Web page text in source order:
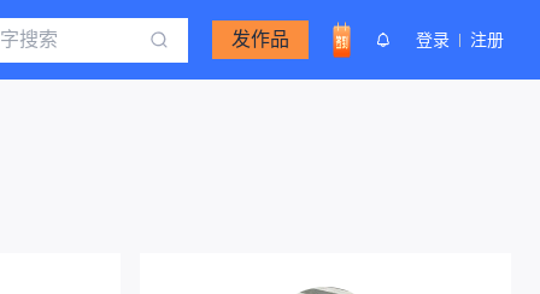
发作品 登录 注册